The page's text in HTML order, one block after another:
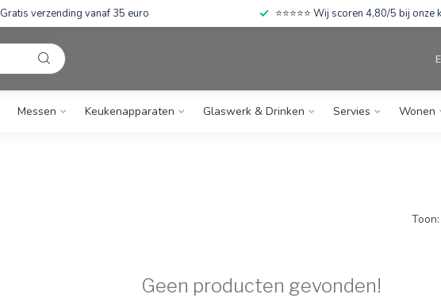
Gratis verzending vanaf 35 euro ⭐⭐⭐⭐⭐ Wij scoren 4,80/5 bij onze
Messen Keukenapparaten Glaswerk & Drinken Servies Wonen
Toon:
Geen producten gevonden!